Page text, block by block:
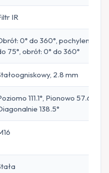
IR
0° do 360°, pochylenie: 0°
75°, obrót: 0° do 360°
2.8 mm
111.1°, Pionowo 57.6°,
138.5°